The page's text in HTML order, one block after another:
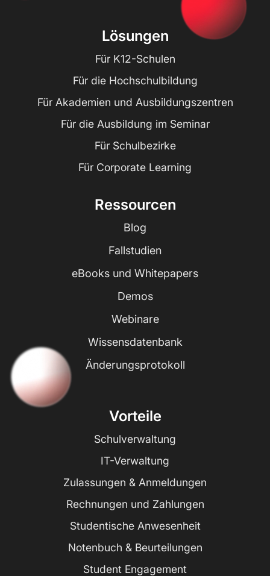
Lösungen
Für K12-Schulen
Für die Hochschulbildung
Für Akademien und Ausbildungszentren
Für die Ausbildung im Seminar
Für Schulbezirke
Für Corporate Learning
Ressourcen
Blog
Fallstudien
eBooks und Whitepapers
Demos
Webinare
Wissensdatenbank
Änderungsprotokoll
Vorteile
Schulverwaltung
IT-Verwaltung
Zulassungen & Anmeldungen
Rechnungen und Zahlungen
Studentische Anwesenheit
Notenbuch & Beurteilungen
Student Engagement